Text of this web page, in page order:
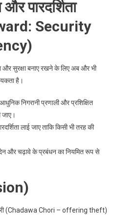
पारदर्शिता
Security
और सुरक्षा बनाए रखने के लिए अब और भी
है।
निगरानी प्रणाली और प्रशिक्षित
जाए।
लाई जाए ताकि किसी भी तरह की
और चढ़ावे के प्रबंधन का नियमित रूप से
(Chadawa Chori – offering theft)